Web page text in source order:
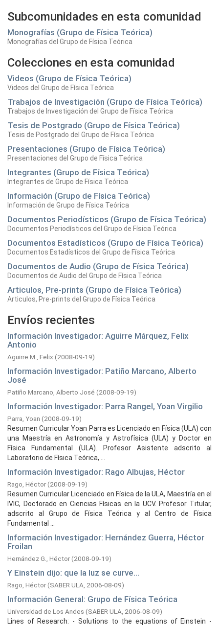
Subcomunidades en esta comunidad
Monografías (Grupo de Física Teórica)
Monografías del Grupo de Física Teórica
Colecciones en esta comunidad
Videos (Grupo de Física Teórica)
Videos del Grupo de Física Teórica
Trabajos de Investigación (Grupo de Física Teórica)
Trabajos de Investigación del Grupo de Física Teórica
Tesis de Postgrado (Grupo de Física Teórica)
Tesis de Postgrado del Grupo de Física Teórica
Presentaciones (Grupo de Física Teórica)
Presentaciones del Grupo de Física Teórica
Integrantes (Grupo de Física Teórica)
Integrantes de Grupo de Física Teórica
Información (Grupo de Física Teórica)
Información de Grupo de Física Teórica
Documentos Periodísticos (Grupo de Física Teórica)
Documentos Periodísticos del Grupo de Física Teórica
Documentos Estadísticos (Grupo de Física Teórica)
Documentos Estadísticos del Grupo de Física Teórica
Documentos de Audio (Grupo de Física Teórica)
Documentos de Audio del Grupo de Física Teórica
Articulos, Pre-prints (Grupo de Física Teórica)
Articulos, Pre-prints del Grupo de Física Teórica
Envíos recientes
Información Investigador: Aguirre Márquez, Felix
Antonio
Aguirre M., Felix (2008-09-19)
Información Investigador: Patiño Marcano, Alberto
José
Patiño Marcano, Alberto José (2008-09-19)
Información Investigador: Parra Rangel, Yoan Virgilio
Parra, Yoan (2008-09-19)
Resumen Curricular Yoan Parra es Licenciado en Física (ULA) con
una Maestría en Astronomía y Astrofísica (ULA) y Doctor en
Física Fundamental (ULA). Profesor Asistente adscrito al
Laboratorio de Física Teórica, ...
Información Investigador: Rago Albujas, Héctor
Rago, Héctor(2008-09-19)
Resumen Curricular Licenciado en Física de la ULA, Maestría en el
IVIC, Doctorado en Ciencias Físicas en la UCV. Profesor Titular,
adscrito al Grupo de Física Teórica y al Centro de Física
Fundamental ...
Información Investigador: Hernández Guerra, Héctor
Froilan
Hernández G., Héctor(2008-09-19)
Y Einstein dijo: que la luz se curve...
Rago, Héctor(SABER ULA, 2006-08-09)
Información General: Grupo de Física Teórica
Universidad de Los Andes (SABER ULA, 2006-08-09)
Lines of Research: - Solutions to the equations of Einstein -